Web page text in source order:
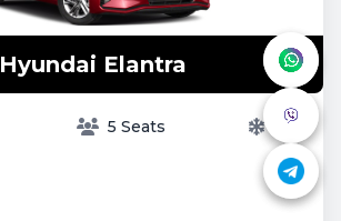
Hyundai Elantra
5 Seats A/C